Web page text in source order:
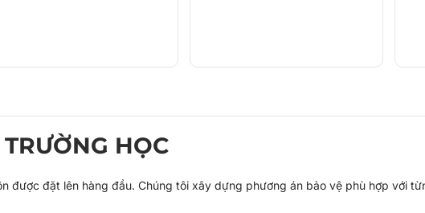
HỌC
được đặt lên hàng đầu. Chúng tôi xây dựng phương án bảo vệ phù hợp với